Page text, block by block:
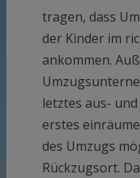
tragen, dass
der Kinder im
ankommen.
letztes aus-
erstes
des Umzugs
Rückzugsort.